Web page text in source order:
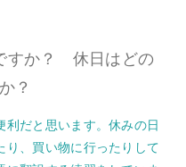
すか？ 休日はどの
？
だと思います。休みの日
り、買い物に行ったりして